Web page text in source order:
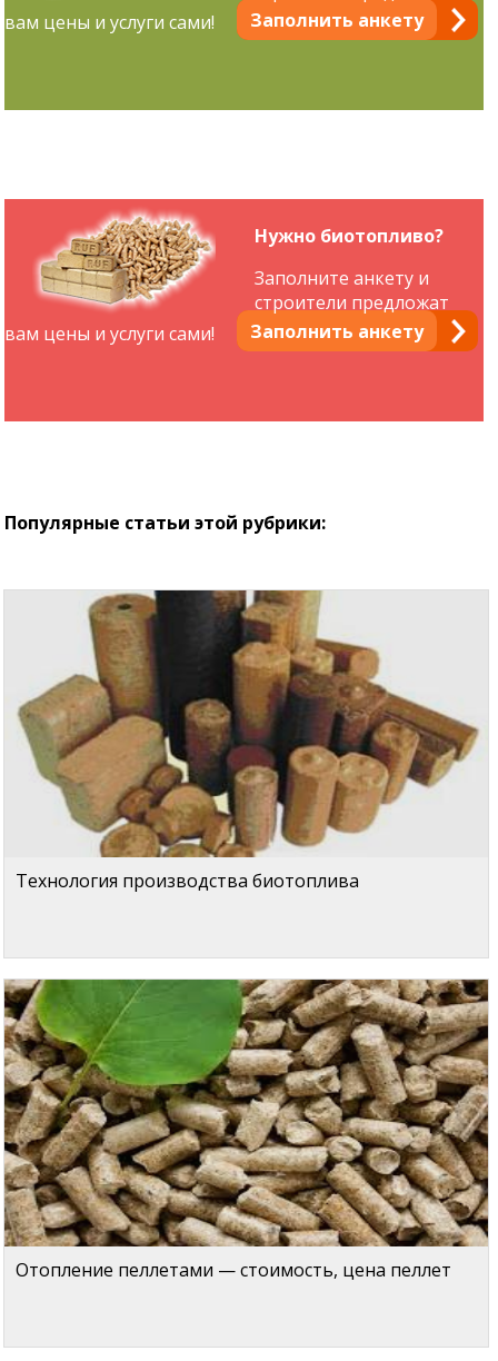
Заполнить анкету
вам цены и услуги сами!
Нужно биотопливо?
Заполнить анкету
Заполните анкету и
строители предложат
вам цены и услуги сами!
Популярные статьи этой рубрики:
Технология производства биотоплива
Отопление пеллетами — стоимость, цена пеллет